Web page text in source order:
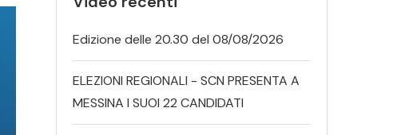
Edizione delle 20.30 del 08/08/2026
ELEZIONI REGIONALI - SCN PRESENTA A
MESSINA I SUOI 22 CANDIDATI